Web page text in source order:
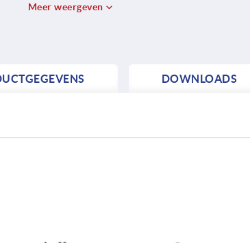
Meer weergeven
DOWNLOADS